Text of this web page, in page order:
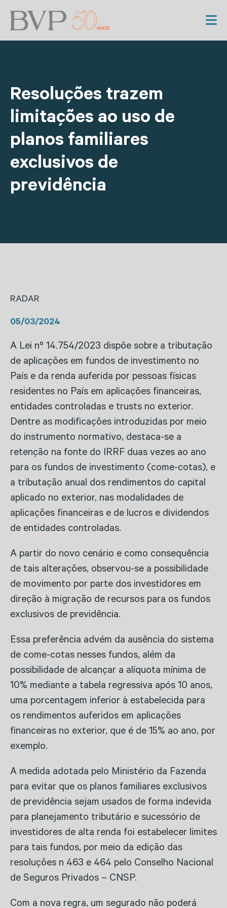
Resoluções trazem
limitações ao uso de
planos familiares
exclusivos de
previdência
RADAR
05/03/2024
A Lei nº 14.754/2023 dispõe sobre a tributação
de aplicações em fundos de investimento no
País e da renda auferida por pessoas físicas
residentes no País em aplicações financeiras,
entidades controladas e trusts no exterior.
Dentre as modificações introduzidas por meio
do instrumento normativo, destaca-se a
retenção na fonte do IRRF duas vezes ao ano
para os fundos de investimento (come-cotas), e
a tributação anual dos rendimentos do capital
aplicado no exterior, nas modalidades de
aplicações financeiras e de lucros e dividendos
de entidades controladas.
A partir do novo cenário e como consequência
de tais alterações, observou-se a possibilidade
de movimento por parte dos investidores em
direção à migração de recursos para os fundos
exclusivos de previdência.
Essa preferência advém da ausência do sistema
de come-cotas nesses fundos, além da
possibilidade de alcançar a alíquota mínima de
10% mediante a tabela regressiva após 10 anos,
uma porcentagem inferior à estabelecida para
os rendimentos auferidos em aplicações
financeiras no exterior, que é de 15% ao ano, por
exemplo.
A medida adotada pelo Ministério da Fazenda
para evitar que os planos familiares exclusivos
de previdência sejam usados de forma indevida
para planejamento tributário e sucessório de
investidores de alta renda foi estabelecer limites
para tais fundos, por meio da edição das
resoluções n 463 e 464 pelo Conselho Nacional
de Seguros Privados – CNSP.
Com a nova regra, um segurado não poderá